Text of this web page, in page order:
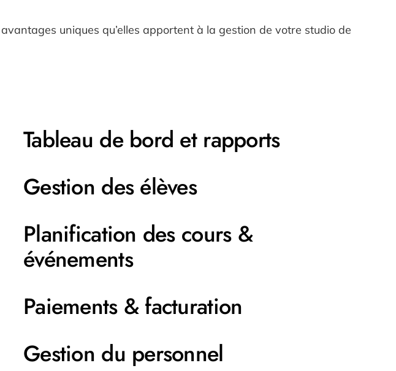
uniques qu’elles apportent à la gestion de votre studio de
Tableau de bord et rapports
Gestion des élèves
Planification des cours &
événements
Paiements & facturation
Gestion du personnel